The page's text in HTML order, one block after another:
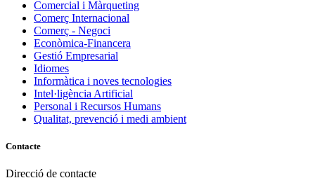
Comercial i Màrqueting
Comerç Internacional
Comerç - Negoci
Econòmica-Financera
Gestió Empresarial
Idiomes
Informàtica i noves tecnologies
Intel·ligència Artificial
Personal i Recursos Humans
Qualitat, prevenció i medi ambient
Contacte
Direcció de contacte